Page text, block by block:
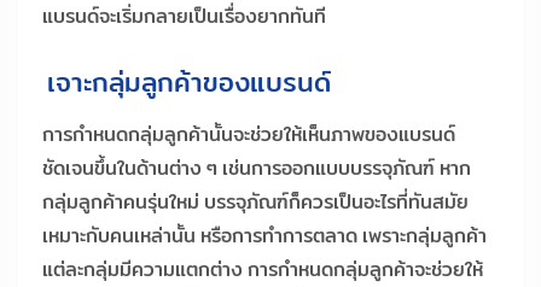
แบรนด์จะเริ่มกลายเป็นเรื่องยากทันที
เจาะกลุ่มลูกค้าของแบรนด์
การกำหนดกลุ่มลูกค้านั้นจะช่วยให้เห็นภาพของแบรนด์
ชัดเจนขึ้นในด้านต่าง ๆ เช่นการออกแบบบรรจุภัณฑ์ หาก
กลุ่มลูกค้าคนรุ่นใหม่ บรรจุภัณฑ์ก็ควรเป็นอะไรที่ทันสมัย
เหมาะกับคนเหล่านั้น หรือการทำการตลาด เพราะกลุ่มลูกค้า
แต่ละกลุ่มมีความแตกต่าง การกำหนดกลุ่มลูกค้าจะช่วยให้